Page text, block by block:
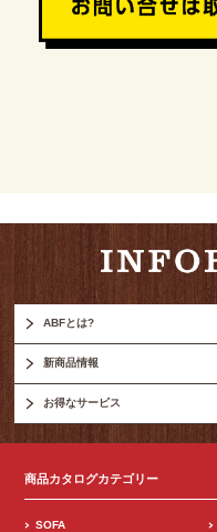
ABFとは?
新商品情報
お得なサービス
商品カタログカテゴリー
SOFA